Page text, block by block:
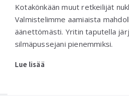
Kotakönkään muut retkeilijät
Valmistelimme aamiaista
äänettömästi. Yritin taputella
silmäpussejani pienemmiksi.
Lue lisää